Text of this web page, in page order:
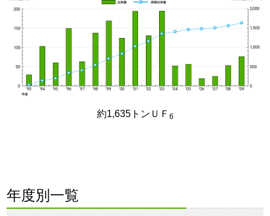
約1,635トンＵＦ 6
年度別一覧